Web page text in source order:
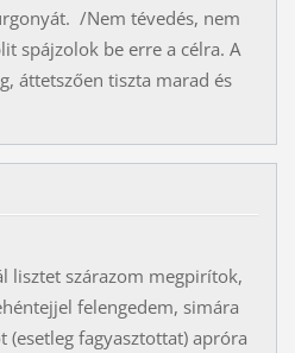
/Nem tévedés, nem
spájzolok be erre a célra. A
áttetszően tiszta marad és
lisztet szárazom megpirítok,
felengedem, simára
(esetleg fagyasztottat) apróra